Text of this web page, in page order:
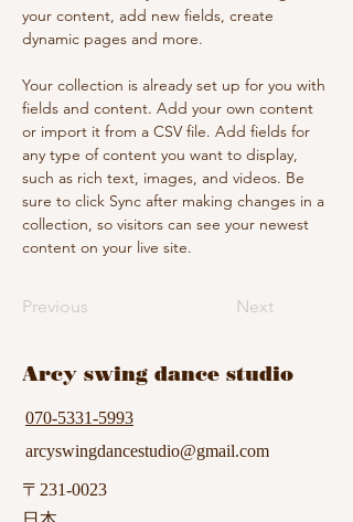
your content, add new fields, create
dynamic pages and more.
Your collection is already set up for you with
fields and content. Add your own content
or import it from a CSV file. Add fields for
any type of content you want to display,
such as rich text, images, and videos. Be
sure to click Sync after making changes in a
collection, so visitors can see your newest
content on your live site.
Previous Next
​Arcy swing dance studio
070-5331-5993
arcyswingdancestudio@gmail.com
〒231-0023